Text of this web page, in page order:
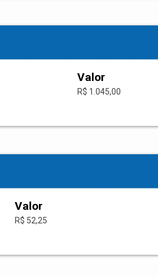
Valor
R$ 1.045,00
Valor
R$ 52,25